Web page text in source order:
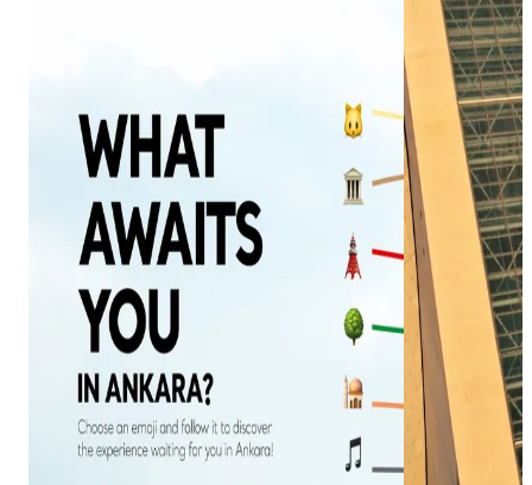
experiences waiting for you in the capital? 🌟
Choose your favorite emoji, follow the line,
and uncover the adventure that calls your
name. From deep-rooted history and arts to
beautiful nature, every single route in this city
promises a distinct journey! 🗺️✨ #GoAnkara
#Ankara #ExploreAnkara #CapitalCity
23
0
This futuristic,
landmark acts
the nation,
with world-
minimalist
prestigious
concerts, and
throughout the
spacious,
grand concert
evening where
cutting-edge
their upcoming
post to plan
the city! 👇